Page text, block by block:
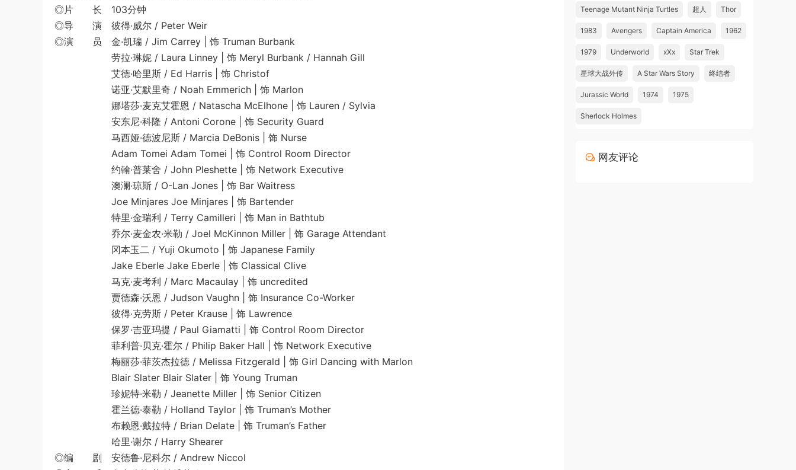
◎片 长 103分钟
◎导 演 彼得·威尔 / Peter Weir
◎演 员 金·凯瑞 / Jim Carrey | 饰 Truman Burbank
劳拉·琳妮 / Laura Linney | 饰 Meryl Burbank / Hannah Gill
艾德·哈里斯 / Ed Harris | 饰 Christof
诺亚·艾默里奇 / Noah Emmerich | 饰 Marlon
娜塔莎·麦克艾霍恩 / Natascha McElhone | 饰 Lauren / Sylvia
安东尼·科隆 / Antoni Corone | 饰 Security Guard
马西娅·德波尼斯 / Marcia DeBonis | 饰 Nurse
Adam Tomei Adam Tomei | 饰 Control Room Director
约翰·普莱舍 / John Pleshette | 饰 Network Executive
澳澜·琼斯 / O-Lan Jones | 饰 Bar Waitress
Joe Minjares Joe Minjares | 饰 Bartender
特里·金瑞利 / Terry Camilleri | 饰 Man in Bathtub
乔尔·麦金农·米勒 / Joel McKinnon Miller | 饰 Garage Attendant
冈本玉二 / Yuji Okumoto | 饰 Japanese Family
Jake Eberle Jake Eberle | 饰 Classical Clive
马克·麦考利 / Marc Macaulay | 饰 uncredited
贾德森·沃恩 / Judson Vaughn | 饰 Insurance Co-Worker
彼得·克劳斯 / Peter Krause | 饰 Lawrence
保罗·吉亚玛提 / Paul Giamatti | 饰 Control Room Director
菲利普·贝克·霍尔 / Philip Baker Hall | 饰 Network Executive
梅丽莎·菲茨杰拉德 / Melissa Fitzgerald | 饰 Girl Dancing with Marlon
Blair Slater Blair Slater | 饰 Young Truman
珍妮特·米勒 / Jeanette Miller | 饰 Senior Citizen
霍兰德·泰勒 / Holland Taylor | 饰 Truman’s Mother
布赖恩·戴拉特 / Brian Delate | 饰 Truman’s Father
哈里·谢尔 / Harry Shearer
◎编 剧 安德鲁·尼科尔 / Andrew Niccol
Teenage Mutant Ninja Turtles 超人 Thor
1983 Avengers Captain America 1962
1979 Underworld xXx Star Trek
星球大战外传 A Star Wars Story 终结者
Jurassic World 1974 1975
Sherlock Holmes
网友评论